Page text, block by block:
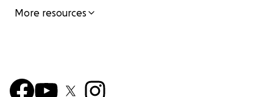
More resources